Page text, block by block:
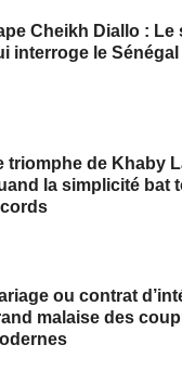
Cheikh Diallo : Le
interroge le Sénégal
triomphe de Khaby
la simplicité bat
ou contrat
malaise des